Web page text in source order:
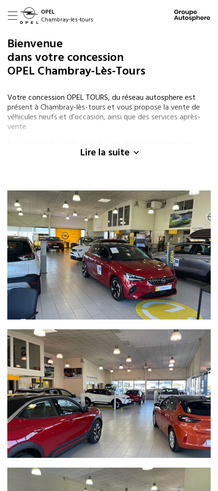
OPEL
Chambray-lès-tours
Bienvenue
dans votre concession
OPEL Chambray-Lès-Tours
Votre concession OPEL TOURS, du réseau autosphere est
présent à Chambray-lès-tours et vous propose la vente de
véhicules neufs et d’occasion, ainsi que des services après-
vente.
aider dans la recherche d’un nouveau véhicule qu’il soit neuf
besoins.
Nos spécialistes OPEL, sont également présents tout au long
de la vie de votre véhicule pour effectuer les prestations
d’entretien nécessaires. Nous mettons notre savoir-faire à
votre disposition via notre service de carrosserie, réparation
et entretien. Nous vendons également des pièces détachées
et des accessoires marque via notre magasin de pièces de
rechange.
Pour plus de renseignements n’hésitez pas à nous appeler ou
nous rendre visite.
Vous pouvez, sur cet espace en ligne, voir notre stock de
voitures d’occasion et neuves et aussi prendre un rendez-
vous d’entretien.
Lire la suite